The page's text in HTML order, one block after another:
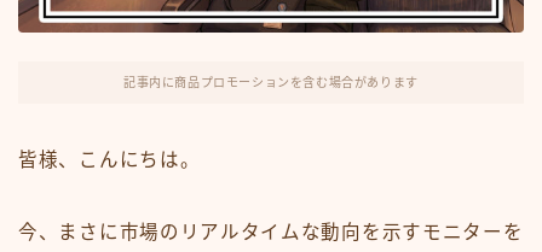
FX・仮想通貨
リスキング・ラーニング
記事内に商品プロモーションを含む場合があります
皆様、こんにちは。
今、まさに市場のリアルタイムな動向を示すモニターを